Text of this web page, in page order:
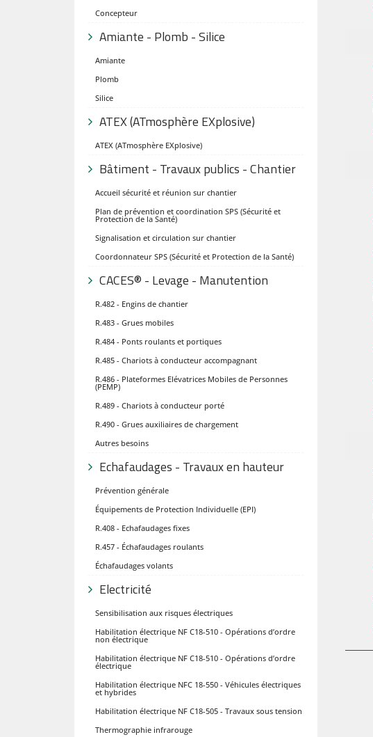
Concepteur
Amiante - Plomb - Silice
Amiante
Plomb
Silice
ATEX (ATmosphère EXplosive)
ATEX (ATmosphère EXplosive)
Bâtiment - Travaux publics - Chantier
Accueil sécurité et réunion sur chantier
Plan de prévention et coordination SPS (Sécurité et
Protection de la Santé)
Signalisation et circulation sur chantier
Coordonnateur SPS (Sécurité et Protection de la Santé)
CACES® - Levage - Manutention
R.482 - Engins de chantier
R.483 - Grues mobiles
R.484 - Ponts roulants et portiques
R.485 - Chariots à conducteur accompagnant
R.486 - Plateformes Elévatrices Mobiles de Personnes
(PEMP)
R.489 - Chariots à conducteur porté
R.490 - Grues auxiliaires de chargement
Autres besoins
Echafaudages - Travaux en hauteur
Prévention générale
Équipements de Protection Individuelle (EPI)
R.408 - Echafaudages fixes
R.457 - Échafaudages roulants
Échafaudages volants
Electricité
Sensibilisation aux risques électriques
Habilitation électrique NF C18-510 - Opérations d’ordre
non électrique
Habilitation électrique NF C18-510 - Opérations d’ordre
électrique
Habilitation électrique NFC 18-550 - Véhicules électriques
et hybrides
Habilitation électrique NF C18-505 - Travaux sous tension
Thermographie infrarouge